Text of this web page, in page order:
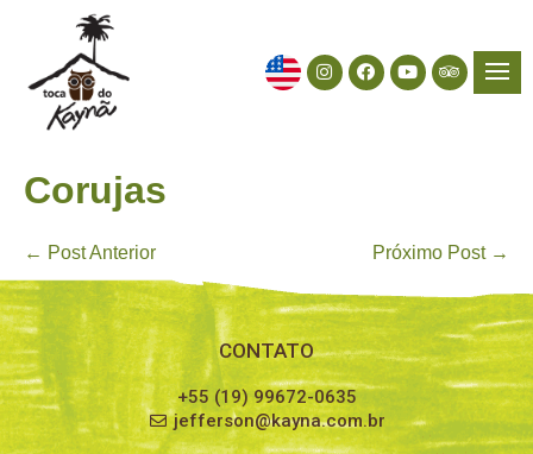
Corujas
← Post Anterior Próximo Post →
CONTATO
+55 (19) 99672-0635
jefferson@kayna.com.br